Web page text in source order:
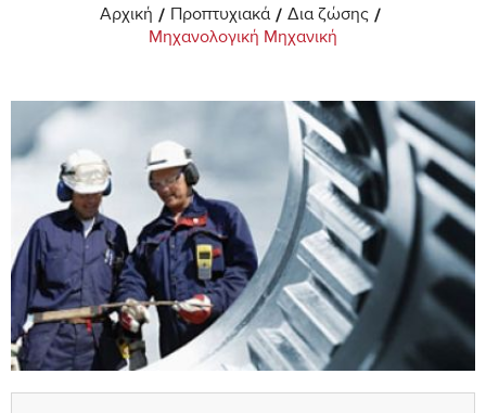
Αρχική / Προπτυχιακά / Δια ζώσης /
Μηχανολογική Μηχανική